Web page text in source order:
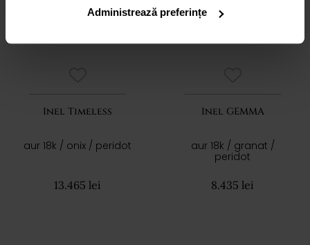
Administrează preferințe
Inel Timeless
aur 18k / onix / peridot
13.465 lei
Inel GEMMA
aur 18k / granat /
peridot
8.435 lei